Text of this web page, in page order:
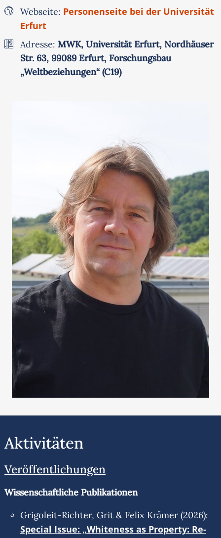
Webseite: Personenseite bei der Universität
Erfurt
Adresse: MWK, Universität Erfurt, Nordhäuser
Str. 63, 99089 Erfurt, Forschungsbau
„Weltbeziehungen“ (C19)
Aktivitäten
Veröffentlichungen
Wissenschaftliche Publikationen
Grigoleit-Richter, Grit & Felix Krämer (2026):
Special Issue: „Whiteness as Property: Re-